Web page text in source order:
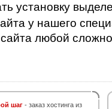
установку
у нашего
любой
шаг - заказ хостинга из